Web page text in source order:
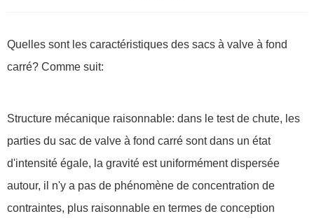
Quelles sont les caractéristiques des sacs à valve à fond
carré? Comme suit:
Structure mécanique raisonnable: dans le test de chute, les
parties du sac de valve à fond carré sont dans un état
d'intensité égale, la gravité est uniformément dispersée
autour, il n'y a pas de phénomène de concentration de
contraintes, plus raisonnable en termes de conception